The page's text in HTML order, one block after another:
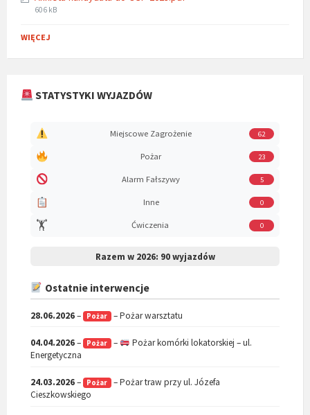
File
606 kB
WIĘCEJ
STATYSTYKI WYJAZDÓW
Miejscowe Zagrożenie 62
Pożar 23
Alarm Fałszywy 5
Inne 0
🏋️ Ćwiczenia 0
Razem w 2026: 90 wyjazdów
Ostatnie interwencje
28.06.2026– Pożar – Pożar warsztatu
04.04.2026– Pożar –
Pożar komórki lokatorskiej – ul.
Energetyczna
24.03.2026– Pożar – Pożar traw przy ul. Józefa
Cieszkowskiego